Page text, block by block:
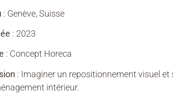
: Genève, Suisse
: 2023
: Concept Horeca
: Imaginer un repositionnement visuel et
intérieur.